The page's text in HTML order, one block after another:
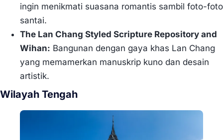
ingin menikmati suasana romantis sambil foto-foto
santai.
The Lan Chang Styled Scripture Repository and
Wihan: Bangunan dengan gaya khas Lan Chang
yang memamerkan manuskrip kuno dan desain
artistik.
Wilayah Tengah